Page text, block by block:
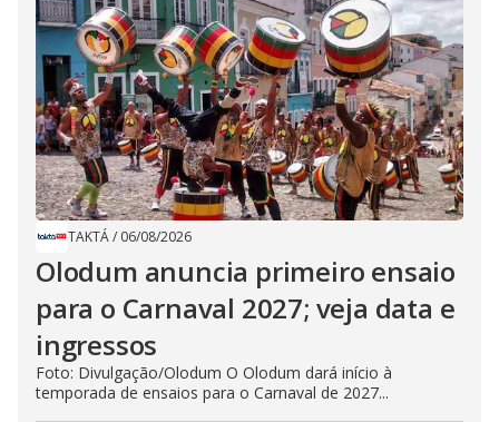
TAKTÁ/ 06/08/2026
Olodum anuncia primeiro ensaio
para o Carnaval 2027; veja data e
ingressos
Foto: Divulgação/Olodum O Olodum dará início à
temporada de ensaios para o Carnaval de 2027...